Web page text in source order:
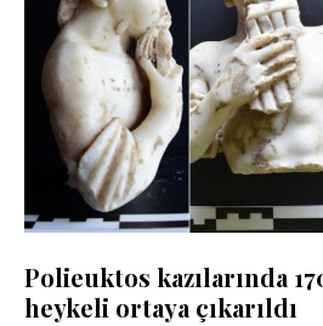
Polieuktos kazılarında
heykeli ortaya çıkarıldı